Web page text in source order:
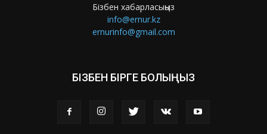
Бізбен хабарласыңыз
info@ernur.kz
ernurinfo@gmail.com
БІЗБЕН БІРГЕ БОЛЫҢЫЗ